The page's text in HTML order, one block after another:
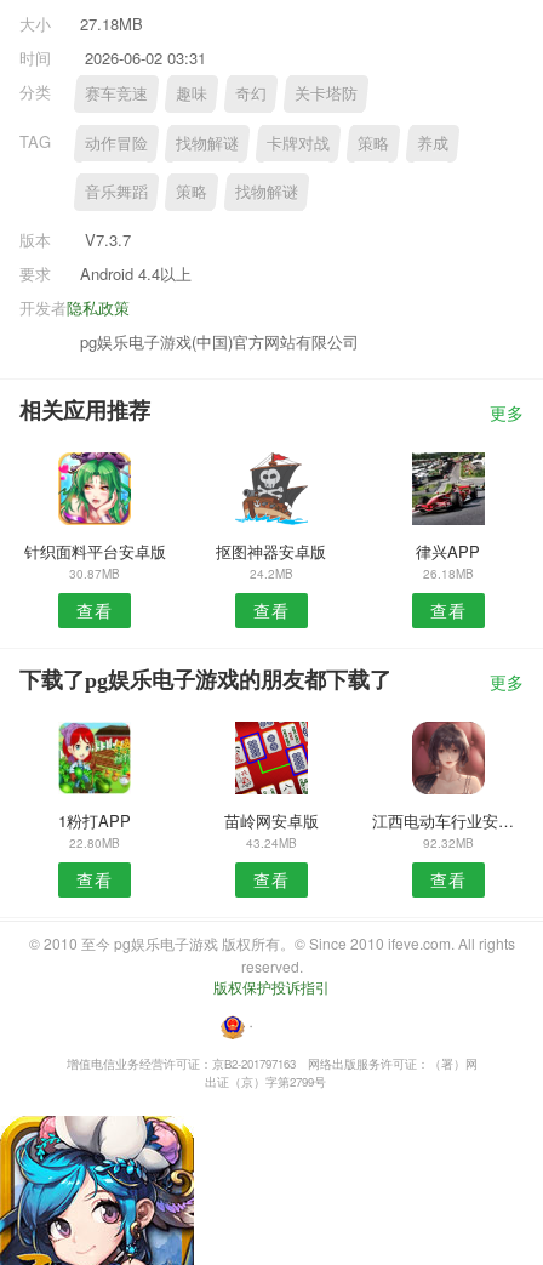
大小
27.18MB
时间
2026-06-02 03:31
分类
赛车竞速 趣味 奇幻 关卡塔防
TAG 动作冒险 找物解谜 卡牌对战 策略 养成
音乐舞蹈 策略 找物解谜
版本
V7.3.7
要求
Android 4.4以上
隐私政策
开发者
pg娱乐电子游戏(中国)官方网站有限公司
相关应用推荐 更多
针织面料平台安卓版
30.87MB
查看
抠图神器安卓版
24.2MB
查看
律兴APP
26.18MB
查看
下载了pg娱乐电子游戏的朋友都下载了 更多
1粉打APP
22.80MB
查看
苗岭网安卓版
43.24MB
查看
江西电动车行业安卓版
92.32MB
查看
© 2010 至今 pg娱乐电子游戏 版权所有。© Since 2010 ifeve.com. All rights
reserved.
版权保护投诉指引
・
增值电信业务经营许可证：京B2-201797163
网络出版服务许可证：（署）网
出证（京）字第2799号